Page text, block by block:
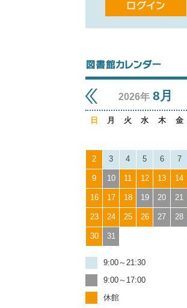
2026年 8月
日 月 火 水 木 金
2 3 4 5 6 7
9 10 11 12 13 14
16 17 18 19 20 21
23 24 25 26 27 28
30 31
9:00～21:30
9:00～17:00
休館